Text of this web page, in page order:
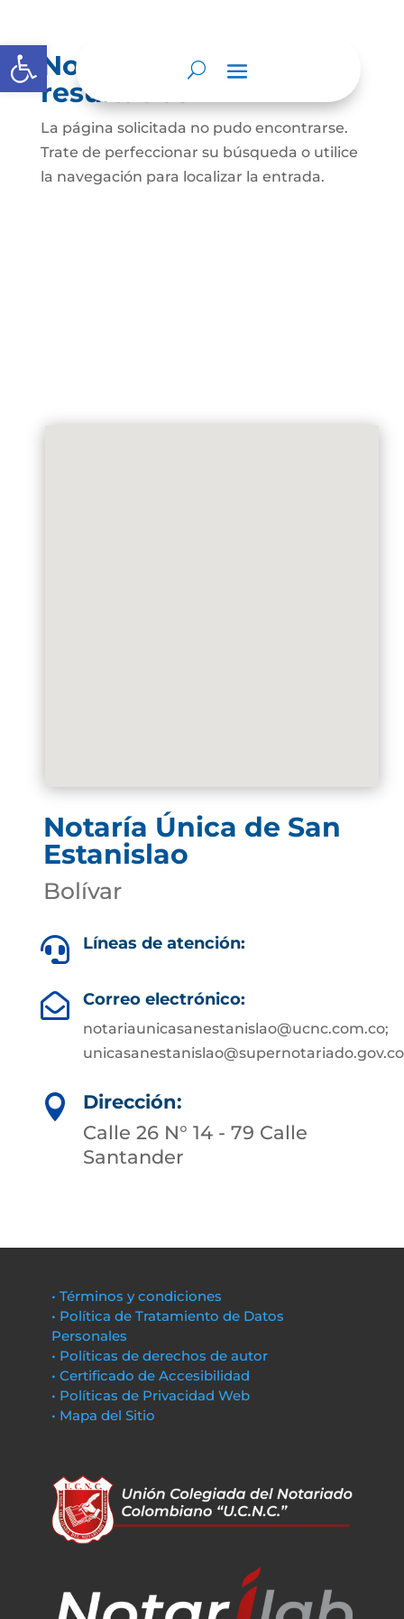
Abrir barra de herramientas
No se encontraron
resultados
La página solicitada no pudo encontrarse.
Trate de perfeccionar su búsqueda o utilice
la navegación para localizar la entrada.
Notaría Única de San
Estanislao
Bolívar
 Líneas de atención:
 Correo electrónico:
notariaunicasanestanislao@ucnc.com.co;
unicasanestanislao@supernotariado.gov.co

Dirección:
Calle 26 N° 14 - 79 Calle
Santander
• Términos y condiciones
• Política de Tratamiento de Datos
Personales
• Políticas de derechos de autor
• Certificado de Accesibilidad
• Políticas de Privacidad Web
• Mapa del Sitio